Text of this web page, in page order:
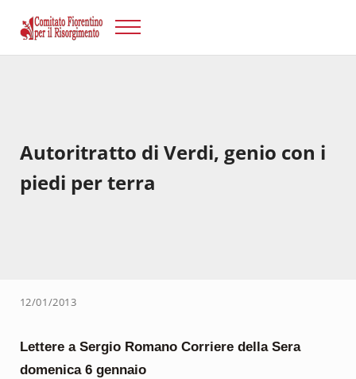
Risorgimento Firenze
Menu
Autoritratto di Verdi, genio con i
piedi per terra
12/01/2013
Lettere a Sergio Romano Corriere della Sera
domenica 6 gennaio